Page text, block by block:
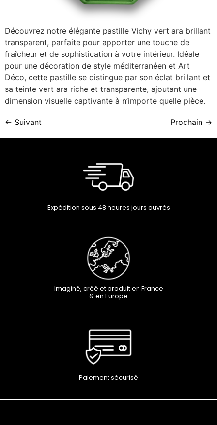
Découvrez notre élégante pastille Vichy vert ara brillant
transparent, parfaite pour apporter une touche de
fraîcheur et de sophistication à votre intérieur. Idéale
pour une décoration de style méditerranéen et Art
Déco, cette pastille se distingue par son éclat brillant et
sa teinte vert ara riche et transparente, ajoutant une
dimension visuelle captivante à n’importe quelle pièce.
← Suivant Prochain →
Expédition sous 48 heures jours ouvrés
Imaginé, créé et produit en France
& en Europe
Paiement sécurisé